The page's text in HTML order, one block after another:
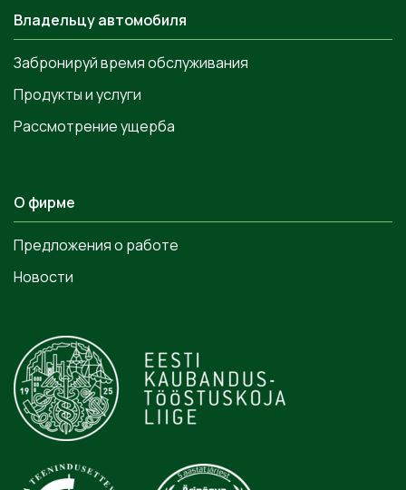
Владельцу автомобиля
Забронируй время обслуживания
Продукты и услуги
Рассмотрение ущерба
О фирме
Предложения о работе
Новости